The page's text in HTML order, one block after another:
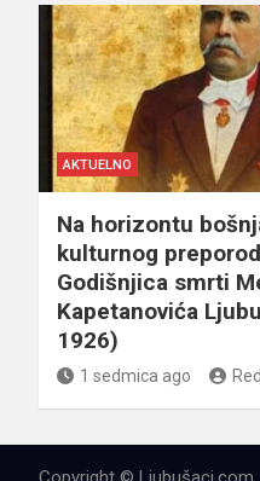
AKTUELNO
Na horizontu
kulturnog
Godišnjica smrti
Kapetanovića
1926)
1 sedmica ago